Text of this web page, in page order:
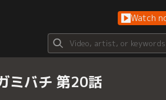
Watch
ミバチ 第20話